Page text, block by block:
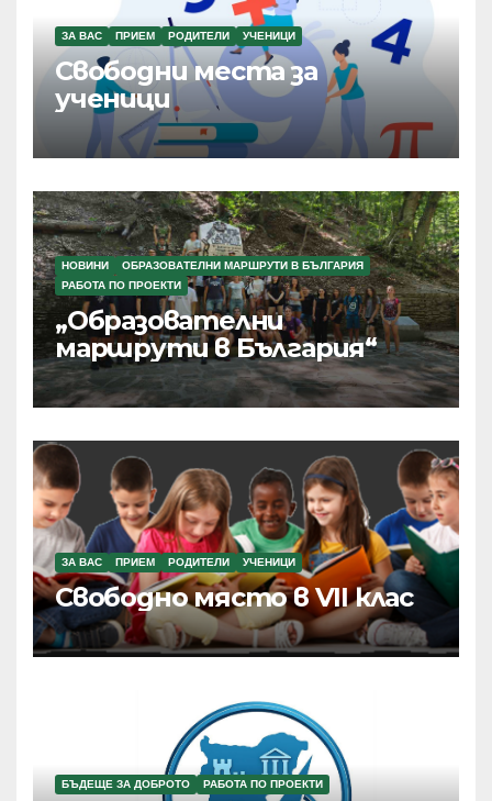
ЗА ВАС ПРИЕМ РОДИТЕЛИ УЧЕНИЦИ
Свободни места за
ученици
НОВИНИ
ОБРАЗОВАТЕЛНИ МАРШРУТИ В БЪЛГАРИЯ
РАБОТА ПО ПРОЕКТИ
„Образователни
маршрути в България“
ЗА ВАС ПРИЕМ РОДИТЕЛИ УЧЕНИЦИ
Свободно място в VII клас
БЪДЕЩЕ ЗА ДОБРОТО РАБОТА ПО ПРОЕКТИ